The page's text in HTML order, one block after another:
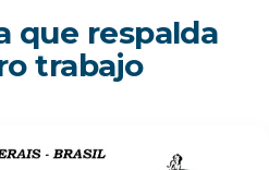
que respalda
trabajo